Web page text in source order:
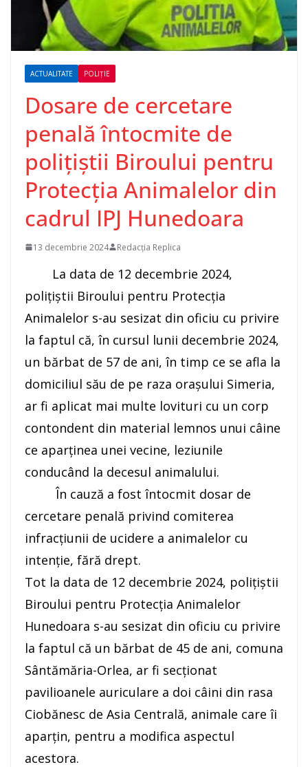
ACTUALITATE POLIȚIE
Dosare de cercetare
penală întocmite de
polițiștii Biroului pentru
Protecția Animalelor din
cadrul IPJ Hunedoara
13 decembrie 2024 Redacția Replica
La data de 12 decembrie 2024,
polițiștii Biroului pentru Protecția
Animalelor s-au sesizat din oficiu cu privire
la faptul că, în cursul lunii decembrie 2024,
un bărbat de 57 de ani, în timp ce se afla la
domiciliul său de pe raza orașului Simeria,
ar fi aplicat mai multe lovituri cu un corp
contondent din material lemnos unui câine
ce aparținea unei vecine, leziunile
conducând la decesul animalului.
În cauză a fost întocmit dosar de
cercetare penală privind comiterea
infracțiunii de ucidere a animalelor cu
intenție, fără drept.
Tot la data de 12 decembrie 2024, polițiștii
Biroului pentru Protecția Animalelor
Hunedoara s-au sesizat din oficiu cu privire
la faptul că un bărbat de 45 de ani, comuna
Sântămăria-Orlea, ar fi secționat
pavilioanele auriculare a doi câini din rasa
Ciobănesc de Asia Centrală, animale care îi
aparțin, pentru a modifica aspectul
acestora.